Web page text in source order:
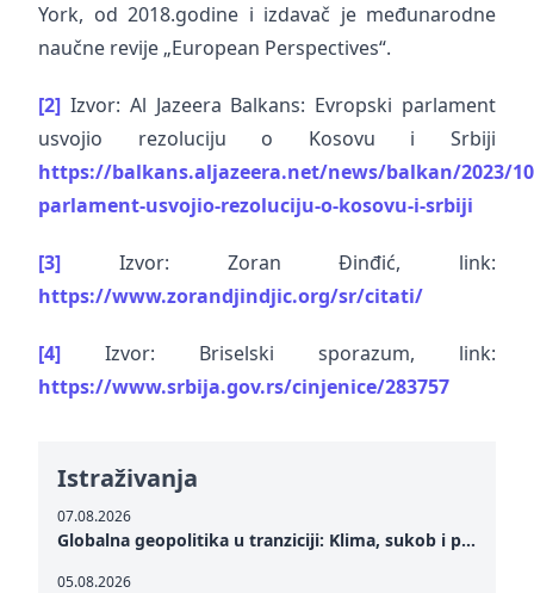
York, od 2018.godine i izdavač je međunarodne
naučne revije „European Perspectives“.
[2] Izvor: Al Jazeera Balkans: Evropski parlament
usvojio rezoluciju o Kosovu i Srbiji
https://balkans.aljazeera.net/news/balkan/2023/
parlament-usvojio-rezoluciju-o-kosovu-i-srbiji
[3] Izvor: Zoran Đinđić, link:
https://www.zorandjindjic.org/sr/citati/
[4] Izvor: Briselski sporazum, link:
https://www.srbija.gov.rs/cinjenice/283757
Istraživanja
07.08.2026
Globalna geopolitika u tranziciji: Klima, sukob i potraga za mirom
05.08.2026